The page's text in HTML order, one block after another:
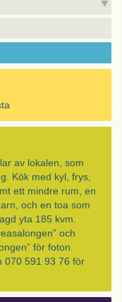
av lokalen, som
Kök med kyl, frys,
ett mindre rum, en
och en toa som
yta 185 kvm.
och
för foton.
070 591 93 76 för